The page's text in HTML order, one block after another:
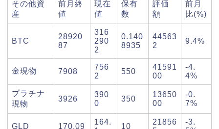
その他資
産
前月終
値
現在
値
保有
数
評価
額
前月
比(%)
BTC
28920
87
316
290
2
0.140
8935
44563
2
9.4%
金現物 7908
756
2
550
41591
00
-4.
4%
プラチナ
現物
3926
390
0
350
13650
00
-0.
7%
GLD 170.09
164.
10
21856
-3.